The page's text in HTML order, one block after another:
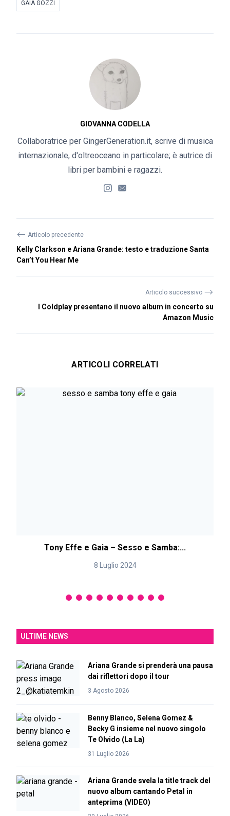
GAIA GOZZI
GIOVANNA CODELLA
Collaboratrice per GingerGeneration.it, scrive di musica
internazionale, d'oltreoceano in particolare; è autrice di
libri per bambini e ragazzi.
⟵ Articolo precedente
Kelly Clarkson e Ariana Grande: testo e traduzione Santa
Can’t You Hear Me
Articolo successivo ⟶
I Coldplay presentano il nuovo album in concerto su
Amazon Music
ARTICOLI CORRELATI
Tony Effe e Gaia – Sesso e Samba:...
8 Luglio 2024
ULTIME NEWS
Ariana Grande si prenderà una pausa
dai riflettori dopo il tour
3 Agosto 2026
Benny Blanco, Selena Gomez &
Becky G insieme nel nuovo singolo
Te Olvido (La La)
31 Luglio 2026
Ariana Grande svela la title track del
nuovo album cantando Petal in
anteprima (VIDEO)